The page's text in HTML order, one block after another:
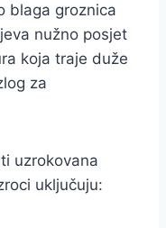
blaga groznica
nužno posjet
koja traje duže
za
uzrokovana
uključuju: